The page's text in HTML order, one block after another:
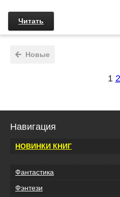
Читать
Новые
1 2
Навигация
НОВИНКИ КНИГ
Фантастика
Фэнтези